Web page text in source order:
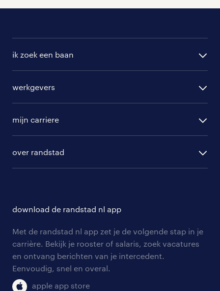
ik zoek een baan
randstad professional
randstad digital
werkgevers
hr-diensten
branches
tarieven
personeel gezocht
aanmelden nieuwsbrief
mijn carriere
solliciteren
blogs en artikelen
salarischecker
bruto-netto calculator
over randstad
onze vestigingen
pers
klachten en misstanden
download de randstad nl app
Met de randstad nl app zet je de volgende stap in je
carrière. Bekijk je rooster of salaris, zoek vacatures
en ontvang berichten van je intercedent.
Eenvoudig, snel en overal.
apple app store